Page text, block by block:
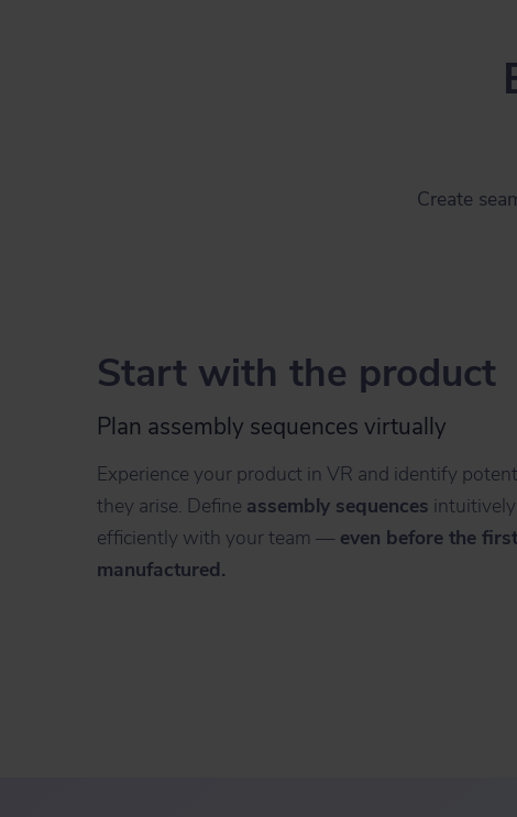
Create
Start with the product
Plan assembly sequences virtually
Experience your product in VR and identify
they arise. Define assembly sequences
efficiently with your team — even before the
manufactured.